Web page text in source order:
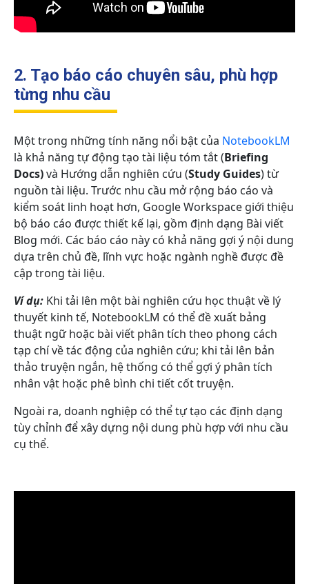
2. Tạo báo cáo chuyên sâu, phù hợp
từng nhu cầu
Một trong những tính năng nổi bật của NotebookLM
là khả năng tự động tạo tài liệu tóm tắt (Briefing
Docs)và Hướng dẫn nghiên cứu (Study Guides) từ
nguồn tài liệu. Trước nhu cầu mở rộng báo cáo và
kiểm soát linh hoạt hơn, Google Workspace giới thiệu
bộ báo cáo được thiết kế lại, gồm định dạng Bài viết
Blog mới. Các báo cáo này có khả năng gợi ý nội dung
dựa trên chủ đề, lĩnh vực hoặc ngành nghề được đề
cập trong tài liệu.
Ví dụ: Khi tải lên một bài nghiên cứu học thuật về lý
thuyết kinh tế, NotebookLM có thể đề xuất bảng
thuật ngữ hoặc bài viết phân tích theo phong cách
tạp chí về tác động của nghiên cứu; khi tải lên bản
thảo truyện ngắn, hệ thống có thể gợi ý phân tích
nhân vật hoặc phê bình chi tiết cốt truyện.
Ngoài ra, doanh nghiệp có thể tự tạo các định dạng
tùy chỉnh để xây dựng nội dung phù hợp với nhu cầu
cụ thể.